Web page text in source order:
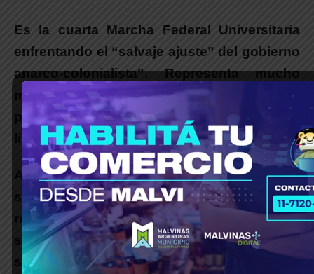
Es la cuarta Marcha Federal Universitaria
enfrentando el “salvaje ajuste” del gobierno
anarco-colonialista”.Representa mucho
más que un reclamo sectorial por salarios o
presupuesto, esla consolidación de un
límite social frente al gobierno de Milei.
Al igual que en las marchas de 2024 y 2025,
se anticipa una masividad poniendo de
relieve que la educación pública sigue
siendo un “activo no negociable” para la
sociedad argentina, logrando unir a